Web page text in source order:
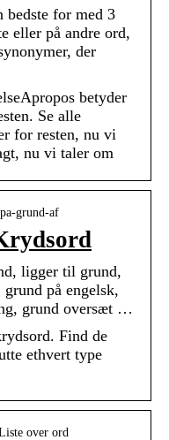
bedste for med 3
eller på andre ord,
der
betyder
Se alle
for resten, nu vi
nu vi taler om
grund-af
ligger til grund,
på engelsk,
grund oversæt …
Find de
ethvert type
over ord